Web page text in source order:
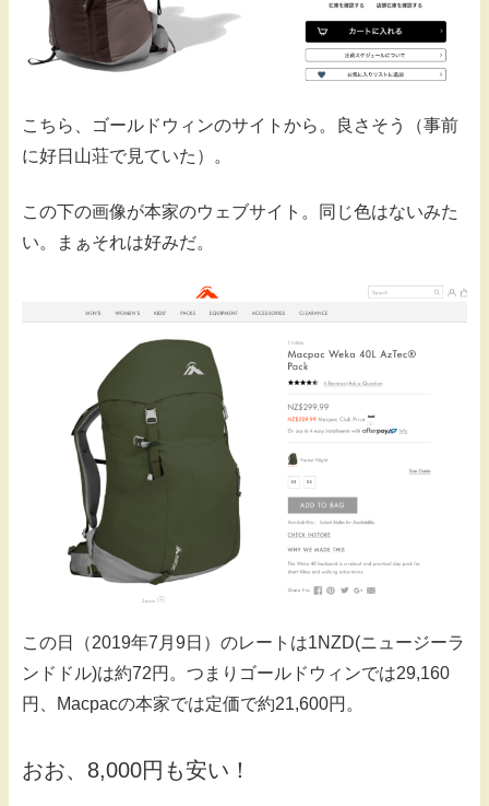
こちら、ゴールドウィンのサイトから。良さそう（事前
に好日山荘で見ていた）。
この下の画像が本家のウェブサイト。同じ色はないみた
い。まぁそれは好みだ。
この日（2019年7月9日）のレートは1NZD(ニュージーラ
ンドドル)は約72円。つまりゴールドウィンでは29,160
円、Macpacの本家では定価で約21,600円。
おお、8,000円も安い！